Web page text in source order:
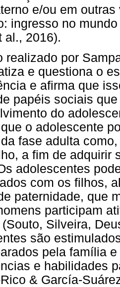
e/ou em
ingresso no
al., 2016).
realizado por
e questiona o
e afirma que
papéis sociais
do
o adolescente
fase adulta
a fim de adquirir
adolescentes
com os filhos,
paternidade, que
participam
Silveira,
são
pela família
e habilidades
& García-